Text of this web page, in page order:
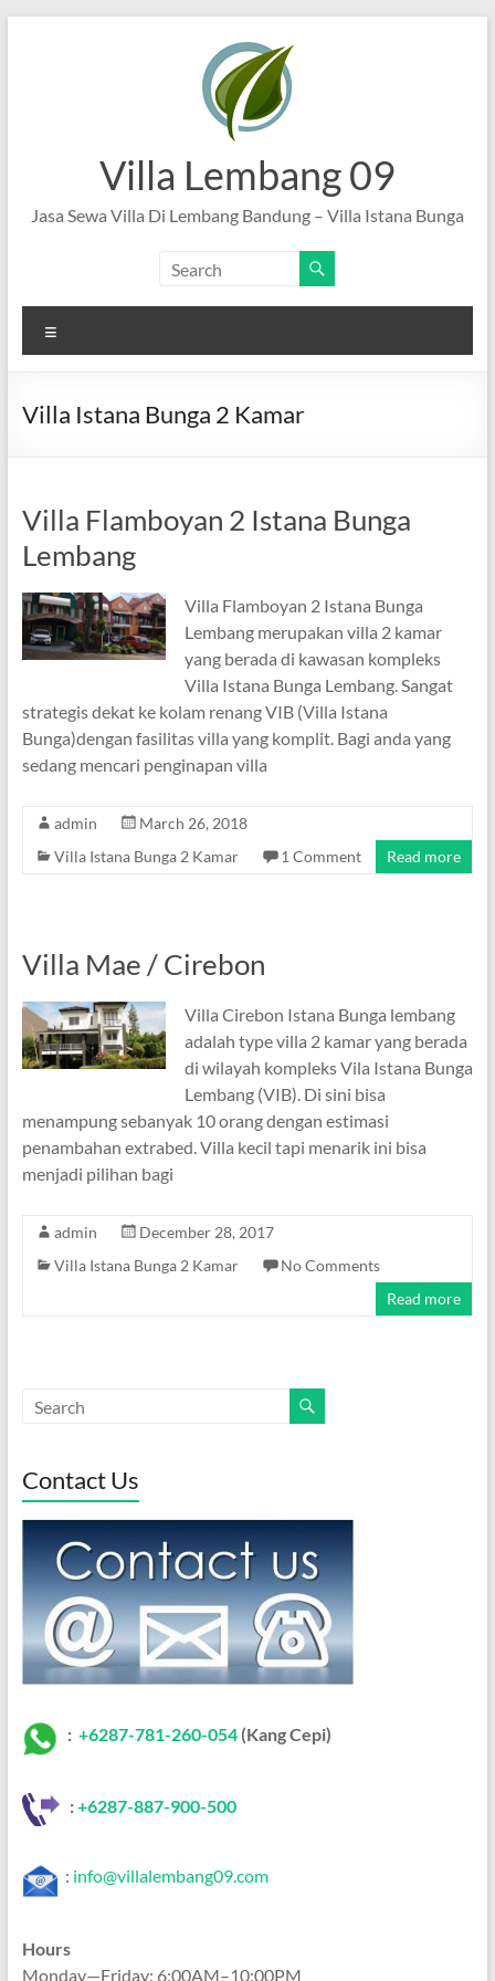
Villa Lembang 09
Jasa Sewa Villa Di Lembang Bandung – Villa Istana Bunga
Villa Istana Bunga 2 Kamar
Villa Flamboyan 2 Istana Bunga
Lembang
Villa Flamboyan 2 Istana Bunga
Lembang merupakan villa 2 kamar
yang berada di kawasan kompleks
Villa Istana Bunga Lembang. Sangat
strategis dekat ke kolam renang VIB (Villa Istana
Bunga)dengan fasilitas villa yang komplit. Bagi anda yang
sedang mencari penginapan villa
admin
March 26, 2018
Villa Istana Bunga 2 Kamar
1 Comment Read more
Villa Mae / Cirebon
Villa Cirebon Istana Bunga lembang
adalah type villa 2 kamar yang berada
di wilayah kompleks Vila Istana Bunga
Lembang (VIB). Di sini bisa
menampung sebanyak 10 orang dengan estimasi
penambahan extrabed. Villa kecil tapi menarik ini bisa
menjadi pilihan bagi
admin
December 28, 2017
Villa Istana Bunga 2 Kamar
No Comments
Read more
Contact Us
: +6287-781-260-054(Kang Cepi)
:+6287-887-900-500
: info@villalembang09.com
Hours
Monday—Friday: 6:00AM–10:00PM